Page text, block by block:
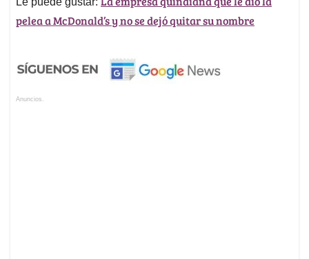
pelea a McDonald’s y no se dejó quitar su nombre
Anuncios.